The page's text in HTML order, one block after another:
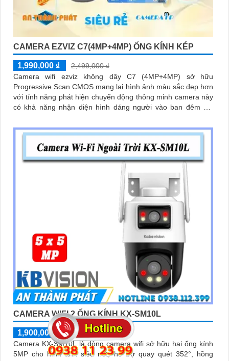
CAMERA EZVIZ C7(4MP+4MP) ỐNG KÍNH KÉP
1,990,000 ₫
2,499,000 ₫
Camera wifi ezviz không dây C7 (4MP+4MP) sở hữu
Progressive Scan CMOS mang lại hình ảnh màu sắc đẹp hơn
với tính năng phát hiện chuyển động thông minh camera này
có khả năng nhận diện hình dáng người vào ban đêm với
đẹp 8.0 MP giúp phân biệt người một cách chính xác công
nghệ xử lý hình ảnh thiếu sáng cùng hồng ngoại Smart IR
ban đêm mang lại chất lượng ảnh rõ nét và sắc sảo
CAMERA WIFI 2 ỐNG KÍNH KX-SM10L
1,900,000 ₫
2,500,000 ₫
Camera KX-SM10L là dòng camera wifi sở hữu hai ống kính
5MP cho hình ảnh siêu nét, hỗ trợ quay quét 352°, hồng